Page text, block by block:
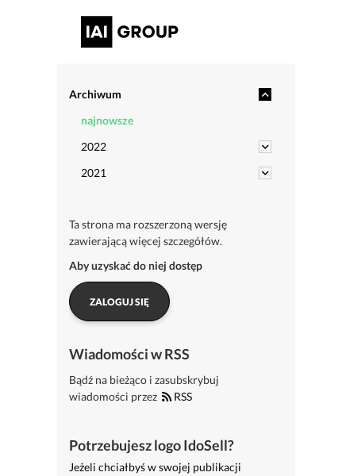
Archiwum
najnowsze
2022
2021
Ta strona ma rozszerzoną wersję
zawierającą więcej szczegółów.
Aby uzyskać do niej dostęp
ZALOGUJ SIĘ
Wiadomości w RSS
Bądź na bieżąco i zasubskrybuj
wiadomości przez
RSS
Potrzebujesz logo IdoSell?
Jeżeli chciałbyś w swojej publikacji